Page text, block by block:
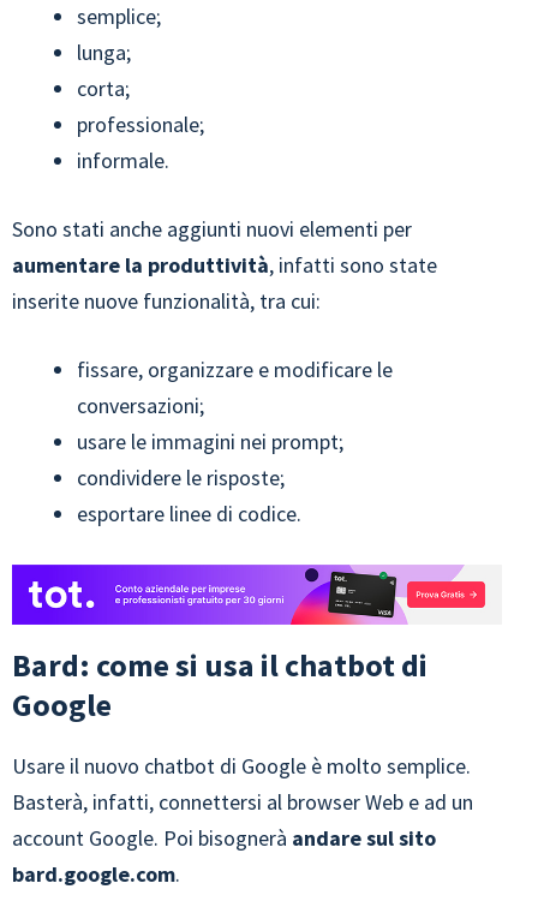
semplice;
lunga;
corta;
professionale;
informale.
Sono stati anche aggiunti nuovi elementi per
aumentare la produttività, infatti sono state
inserite nuove funzionalità, tra cui:
fissare, organizzare e modificare le
conversazioni;
usare le immagini nei prompt;
condividere le risposte;
esportare linee di codice.
Bard: come si usa il chatbot di
Google
Usare il nuovo chatbot di Google è molto semplice.
Basterà, infatti, connettersi al browser Web e ad un
account Google. Poi bisognerà andare sul sito
bard.google.com.